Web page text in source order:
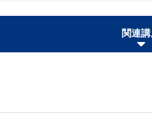
関連